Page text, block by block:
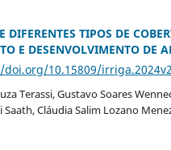
DIFERENTES TIPOS DE
E DESENVOLVIMENTO DE
10.15809/
Terassi, Gustavo Soares
Saath, Cláudia Salim Lozano